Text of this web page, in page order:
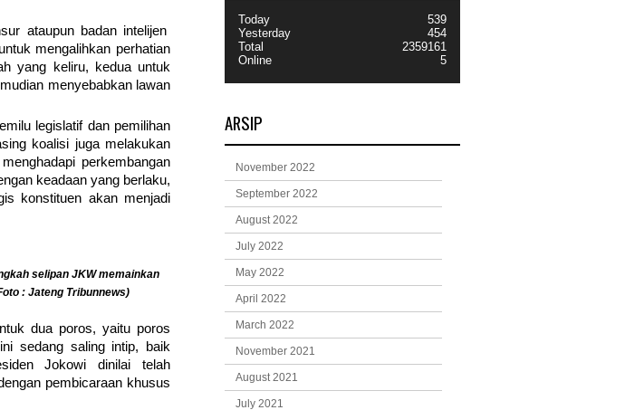
ataupun badan intelijen
mengalihkan perhatian
yang keliru, kedua untuk
menyebabkan lawan
legislatif dan pemilihan
koalisi juga melakukan
perkembangan
keadaan yang berlaku,
konstituen akan menjadi
selipan JKW memainkan
: Jateng Tribunnews)
dua poros, yaitu poros
sedang saling intip, baik
Jokowi dinilai telah
pembicaraan khusus
Today
Yesterday
Total
Online
539
454
2359161
5
ARSIP
November 2022
September 2022
August 2022
July 2022
May 2022
April 2022
March 2022
November 2021
August 2021
July 2021